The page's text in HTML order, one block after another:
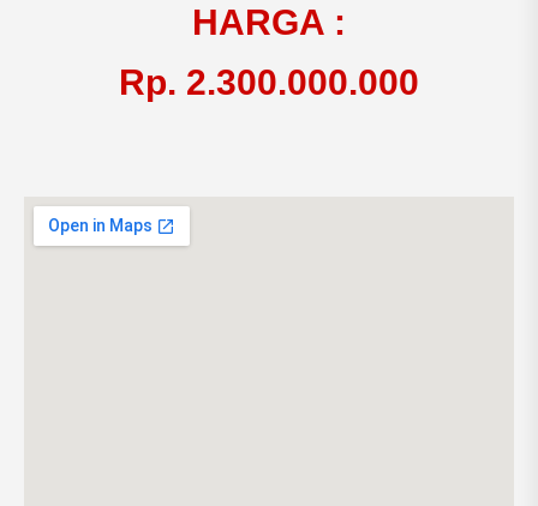
HARGA :
Rp. 2.300.000.000